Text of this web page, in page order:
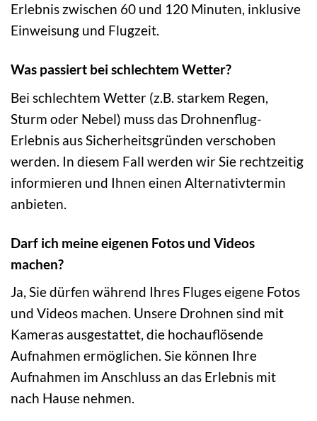
Erlebnis zwischen 60 und 120 Minuten, inklusive
Einweisung und Flugzeit.
Was passiert bei schlechtem Wetter?
Bei schlechtem Wetter (z.B. starkem Regen,
Sturm oder Nebel) muss das Drohnenflug-
Erlebnis aus Sicherheitsgründen verschoben
werden. In diesem Fall werden wir Sie rechtzeitig
informieren und Ihnen einen Alternativtermin
anbieten.
Darf ich meine eigenen Fotos und Videos
machen?
Ja, Sie dürfen während Ihres Fluges eigene Fotos
und Videos machen. Unsere Drohnen sind mit
Kameras ausgestattet, die hochauflösende
Aufnahmen ermöglichen. Sie können Ihre
Aufnahmen im Anschluss an das Erlebnis mit
nach Hause nehmen.